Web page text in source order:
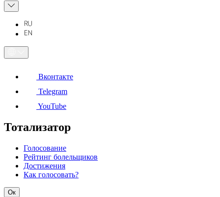
Вконтакте
Telegram
YouTube
Тотализатор
Голосование
Рейтинг болельщиков
Достижения
Как голосовать?
Ок